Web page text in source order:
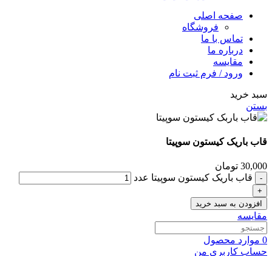
صفحه اصلی
فروشگاه
تماس با ما
درباره ما
مقایسه
ورود / فرم ثبت نام
سبد خرید
بستن
قاب باریک کیستون سوپیتا
30,000 تومان
قاب باریک کیستون سوپیتا عدد
افزودن به سبد خرید
مقایسه
0 موارد محصول
حساب کاربری من